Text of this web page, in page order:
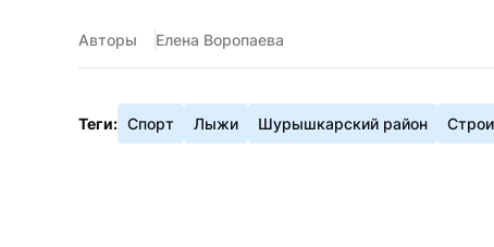
Авторы Елена Воропаева
Теги: Спорт Лыжи Шурышкарский район